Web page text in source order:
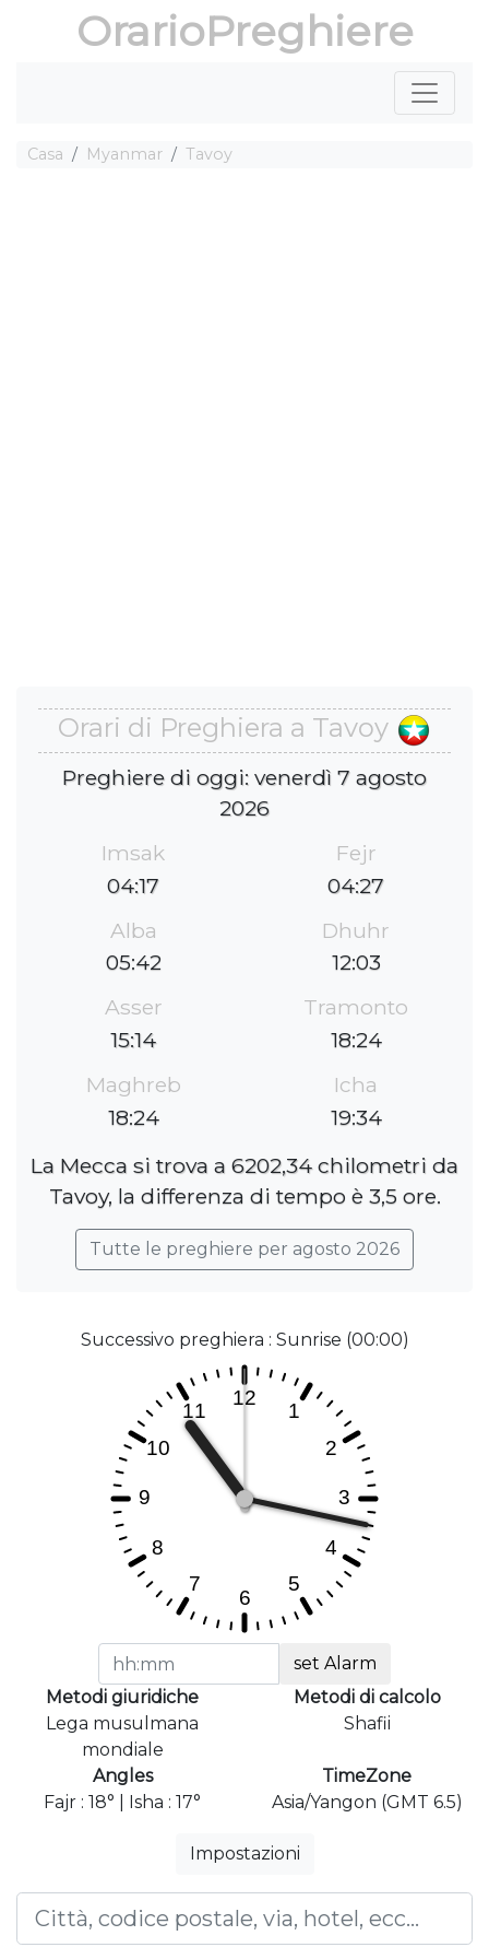
OrarioPreghiere
Casa Myanmar Tavoy
Orari di Preghiera a Tavoy
Preghiere di oggi: venerdì 7 agosto
2026
Imsak
04:17
Fejr
04:27
Alba
05:42
Dhuhr
12:03
Asser
15:14
Tramonto
18:24
Maghreb
18:24
Icha
19:34
La Mecca si trova a 6202,34 chilometri da
Tavoy, la differenza di tempo è 3,5 ore.
Tutte le preghiere per agosto 2026
Successivo preghiera : Sunrise (00:00)
set Alarm
Metodi giuridiche
Lega musulmana
mondiale
Metodi di calcolo
Shafii
Angles
Fajr : 18° | Isha : 17°
TimeZone
Asia/Yangon (GMT 6.5)
Impostazioni